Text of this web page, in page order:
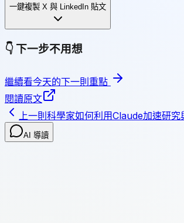
一鍵複製 X 與 LinkedIn 貼文
👇 下一步不用想
繼續看今天的下一則重點
閱讀原文
上一則 科學家如何利用Claude加速研究
AI 導讀